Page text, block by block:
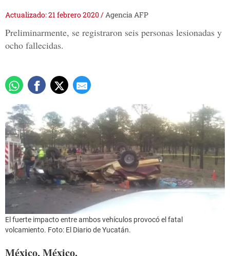
Actualizado: 21 febrero 2020/Agencia AFP
Preliminarmente, se registraron seis personas lesionadas y
ocho fallecidas.
El fuerte impacto entre ambos vehículos provocó el fatal
volcamiento. Foto: El Diario de Yucatán.
México, México.